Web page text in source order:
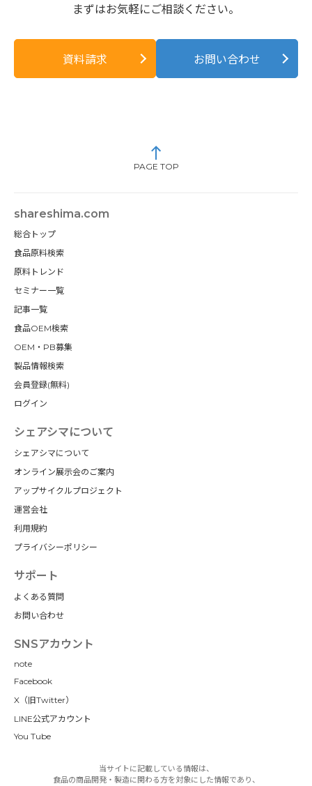
まずはお気軽にご相談ください。
資料請求 お問い合わせ
PAGE TOP
shareshima.com
総合トップ
食品原料検索
原料トレンド
セミナー一覧
記事一覧
食品OEM検索
OEM・PB募集
製品情報検索
会員登録(無料)
ログイン
シェアシマについて
シェアシマについて
オンライン展示会のご案内
アップサイクルプロジェクト
運営会社
利用規約
プライバシーポリシー
サポート
よくある質問
お問い合わせ
SNSアカウント
note
Facebook
X（旧Twitter）
LINE公式アカウント
You Tube
当サイトに記載している情報は、
食品の商品開発・製造に関わる方を対象にした情報であり、